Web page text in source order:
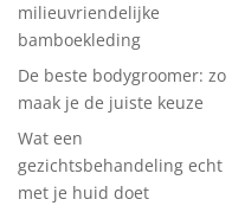
milieuvriendelijke
bamboekleding
De beste bodygroomer: zo
maak je de juiste keuze
Wat een
gezichtsbehandeling echt
met je huid doet